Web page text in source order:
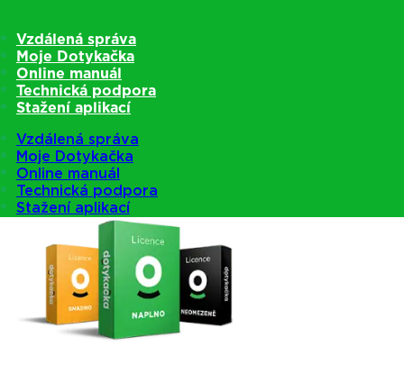
Vzdálená správa
Moje Dotykačka
Online manuál
Technická podpora
Stažení aplikací
Vzdálená správa
Moje Dotykačka
Online manuál
Technická podpora
Stažení aplikací
Pokladny
Nabídka pokladen